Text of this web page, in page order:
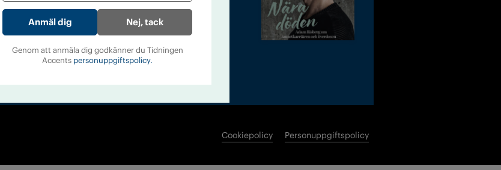
Cookiepolicy Personuppgiftspolicy
Nej, tack
Genom att anmäla dig godkänner du Tidningen
Accents personuppgiftspolicy.